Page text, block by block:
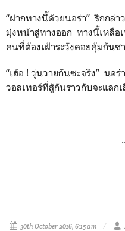
“ฝากทางนี้ด้วยนอร่า” ริกกล่
มุ่งหน้าสู่ทางออก ทางนี้เหลือ
คนที่ต้องเฝ้าระวังคอยคุ้มกันช
“เฮ้อ ! วุ่นวายกันซะจริง” นอ
วอลเทอร์ที่สู้กันราวกับจะแลก
30th October 2016, 6:15 am